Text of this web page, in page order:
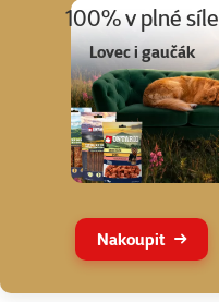
100% v plné síle
Lovec i gaučák
Nakoupit